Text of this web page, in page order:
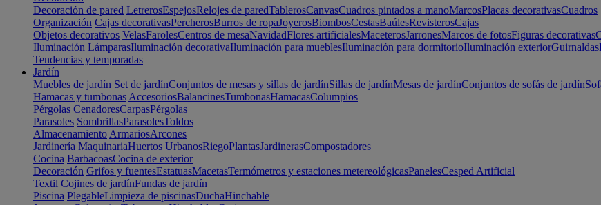
Decoración de pared LetrerosEspejosRelojes de paredTablerosCanvasCuadros pintados a manoMarcosPlacas decorativasCuadros
Organización Cajas decorativasPercherosBurros de ropaJoyerosBiombosCestasBaúlesRevisterosCajas
Objetos decorativos VelasFarolesCentros de mesaNavidadFlores artificialesMaceterosJarronesMarcos de fotosFiguras decorativas
Iluminación LámparasIluminación decorativaIluminación para mueblesIluminación para dormitorioIluminación exteriorGuirnaldas
Tendencias y temporadas
Jardín
Muebles de jardín Set de jardínConjuntos de mesas y sillas de jardínSillas de jardínMesas de jardínConjuntos de sofás de jardín
Hamacas y tumbonas AccesoriosBalancinesTumbonasHamacasColumpios
Pérgolas CenadoresCarpasPérgolas
Parasoles SombrillasParasolesToldos
Almacenamiento ArmariosArcones
Jardinería MaquinariaHuertos UrbanosRiegoPlantasJardinerasCompostadores
Cocina BarbacoasCocina de exterior
Decoración Grifos y fuentesEstatuasMacetasTermómetros y estaciones metereológicasPanelesCesped Artificial
Textil Cojines de jardínFundas de jardín
Piscina PlegableLimpieza de piscinasDuchaHinchable